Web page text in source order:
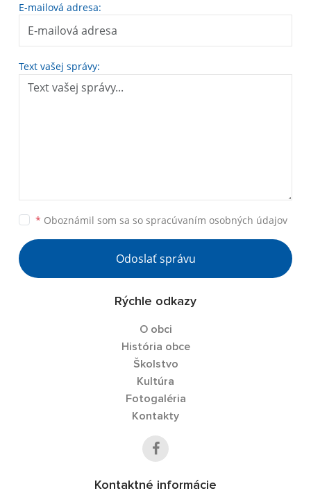
E-mailová adresa:
Text vašej správy:
* Oboznámil som sa so spracúvaním osobných údajov
Odoslať správu
Rýchle odkazy
O obci
História obce
Školstvo
Kultúra
Fotogaléria
Kontakty
Kontaktné informácie